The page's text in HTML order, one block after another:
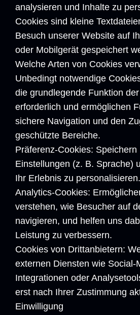
analysieren und Inhalte zu
Cookies sind kleine
Besuch unserer Website auf
oder Mobilgerät gespeichert
Welche Arten von Cookies
Unbedingt notwendige
die grundlegende Funktion
erforderlich und ermöglichen
sichere Navigation und den
geschützte Bereiche.
Präferenz-Cookies: Speichern
Einstellungen (z. B. Sprache)
Ihr Erlebnis zu personalisieren.
Analytics-Cookies:
verstehen, wie Besucher auf
navigieren, und helfen uns
Leistung zu verbessern.
Cookies von Drittanbietern:
externen Diensten wie Social-
Integrationen oder
erst nach Ihrer Zustimmung
Einwilligung